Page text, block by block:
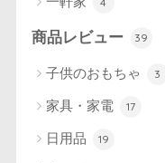
商品レビュー 39
子供のおもちゃ 3
家具・家電 17
日用品 19